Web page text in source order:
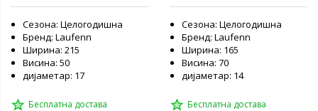
Сезона: Целогодишна
Бренд: Laufenn
Ширина: 215
Висина: 50
дијаметар: 17
Бесплатна достава
Сезона: Целогодишна
Бренд: Laufenn
Ширина: 165
Висина: 70
дијаметар: 14
Бесплатна достава